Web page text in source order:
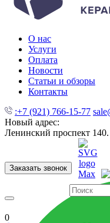
О нас
Услуги
Оплата
Новости
Статьи и обзоры
Контакты
:+7 (921) 766-15-77
Новый адрес:
Ленинский проспект
Заказать звонок
60x120
0